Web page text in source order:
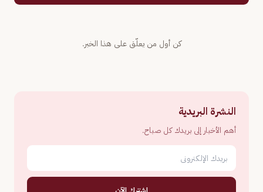
كن أول من يعلّق على هذا الخبر.
النشرة البريدية
أهم الأخبار إلى بريدك كل صباح.
اشترك الآن